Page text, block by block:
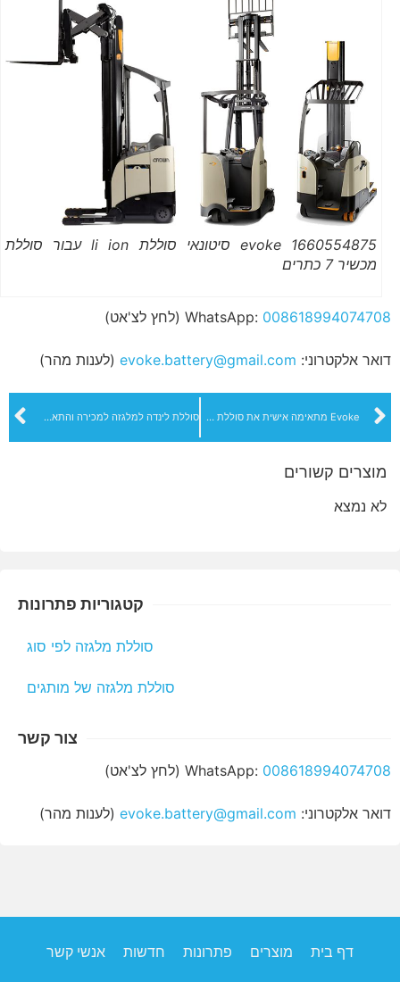
1660554875 evoke סיטונאי סוללת li ion עבור סוללת
מכשיר 7 כתרים
WhatsApp: 008618994074708 (לחץ לצ'אט)
דואר אלקטרוני: evoke.battery@gmail.com (לענות מהר)
Evoke מתאימה אישית את סוללת טויוטה למלגזה לצרכים שלך סוללת לינדה למלגזה למכירה והתאמה אישית
מוצרים קשורים
לא נמצא
קטגוריות פתרונות
סוללת מלגזה לפי סוג
סוללת מלגזה של מותגים
צור קשר
WhatsApp: 008618994074708 (לחץ לצ'אט)
דואר אלקטרוני: evoke.battery@gmail.com (לענות מהר)
דף בית מוצרים פתרונות חדשות אנשי קשר